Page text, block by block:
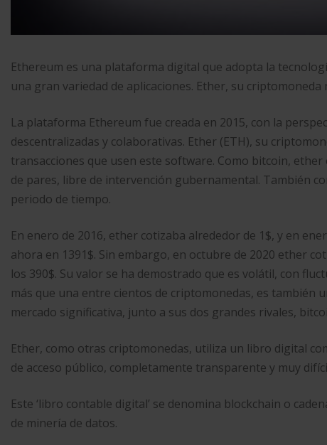
Ethereum es una plataforma digital que adopta la
una gran variedad de aplicaciones. Ether, su
La plataforma Ethereum fue creada en 2015, con la
descentralizadas y colaborativas. Ether (ETH), su
transacciones que usen este software. Como bitcoin,
de pares, libre de intervención gubernamental. También
periodo de tiempo.
En enero de 2016, ether cotizaba alrededor de 1$, y en
ahora en 1391$. Sin embargo, en octubre de 2020 ether
los 390$. Su valor se ha demostrado que es volátil, con
más que una entre cientos de criptomonedas, es también
mercado significativa, junto a sus dos grandes rivales,
Ether, como otras criptomonedas, utiliza un libro digital
de acceso público, completamente transparente y muy
Este ‘libro contable digital’ se denomina blockchain o
de minería de datos.